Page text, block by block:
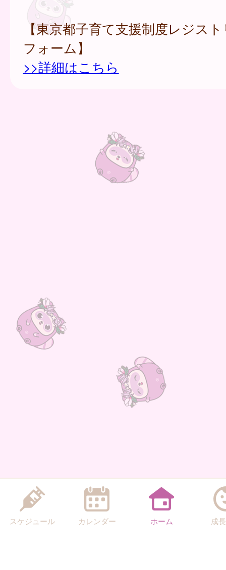
【東京都子育て支援制度レジス
フォーム】
>>詳細はこちら
スケジュール カレンダー ホーム 成